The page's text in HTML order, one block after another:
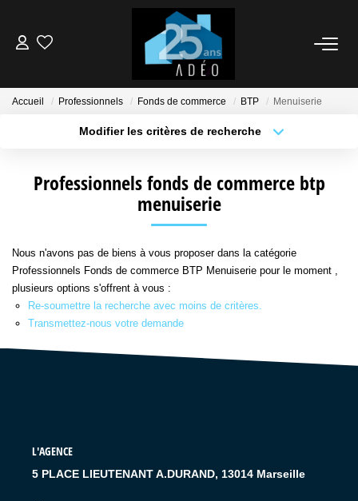
VENDEUR
ACQUÉREUR
LOCATIONS
NOS AGENCES
ÉTUDE FINANCIÈRE
BIENS VENDUS
Accueil Professionnels Fonds de commerce BTP Menuiserie
Modifier les critères de recherche
Type de bien
Surface min
Créer une alerte
Professionnels fonds de commerce btp
menuiserie
Nous n'avons pas de biens à vous proposer dans la catégorie
Professionnels Fonds de commerce BTP Menuiserie pour le moment ,
plusieurs options s'offrent à vous :
Re-soumettre la recherche avec moins de critères.
Transmettez-nous votre demande
L'AGENCE
5 PLACE LIEUTENANT A.DURAND, 13014 Marseille